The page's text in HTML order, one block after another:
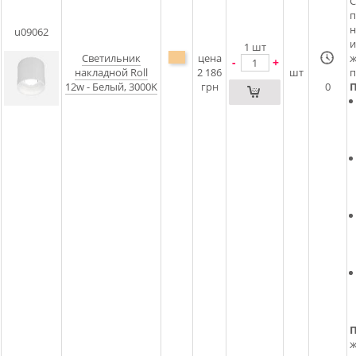
u09062
Светильник
накладной Roll
12w - Белый, 3000K
цена
2 186
грн
1 шт
- +
шт
0